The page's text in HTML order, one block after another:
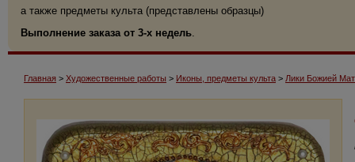
а также предметы культа (представлены образцы)
Выполнение заказа от 3-х недель.
Главная > Художественные работы > Иконы, предметы культа > Лики Божией